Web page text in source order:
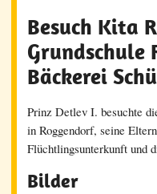
Besuch Kita
Grundschule
Bäckerei
Prinz Detlev I. besuchte
in Roggendorf, seine
Flüchtlingsunterkunft und
Bilder